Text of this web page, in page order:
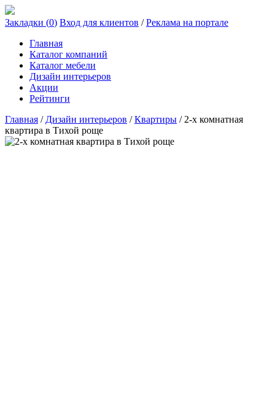
Закладки (0) Вход для клиентов /Реклама на портале
Главная
Каталог компаний
Каталог мебели
Дизайн интерьеров
Акции
Рейтинги
Главная / Дизайн интерьеров /Квартиры / 2-х комнатная
квартира в Тихой роще